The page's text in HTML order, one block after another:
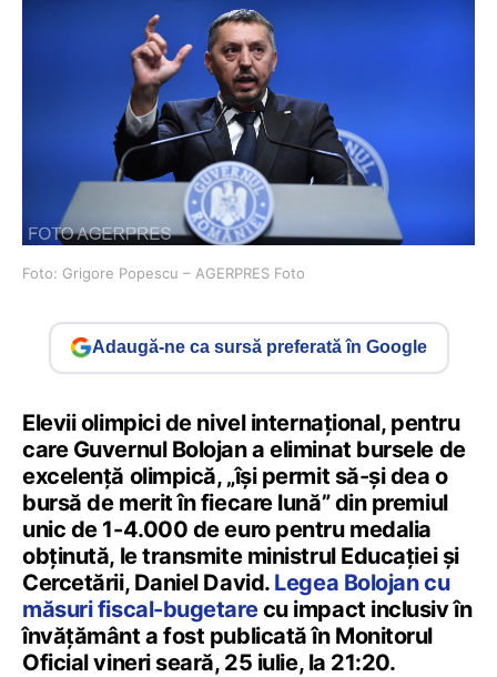
Foto: Grigore Popescu – AGERPRES Foto
Adaugă-ne ca sursă preferată în Google
Elevii olimpici de nivel internațional, pentru
care Guvernul Bolojan a eliminat bursele de
excelență olimpică, „își permit să-și dea o
bursă de merit în fiecare lună” din premiul
unic de 1-4.000 de euro pentru medalia
obținută, le transmite ministrul Educației și
Cercetării, Daniel David. Legea Bolojan cu
măsuri fiscal-bugetarecu impact inclusiv în
învățământ a fost publicată în Monitorul
Oficial vineri seară, 25 iulie, la 21:20.